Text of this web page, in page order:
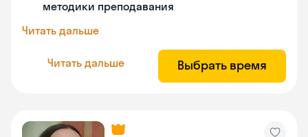
методики преподавания
Читать дальше
Читать дальше Выбрать время